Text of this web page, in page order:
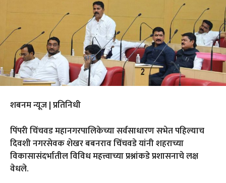
शबनम न्यूज | प्रतिनिधी
पिंपरी चिंचवड महानगरपालिकेच्या सर्वसाधारण सभेत पहिल्याच
दिवशी नगरसेवक शेखर बबनराव चिंचवडे यांनी शहराच्या
विकासासंदर्भातील विविध महत्त्वाच्या प्रश्नांकडे प्रशासनाचे लक्ष
वेधले.